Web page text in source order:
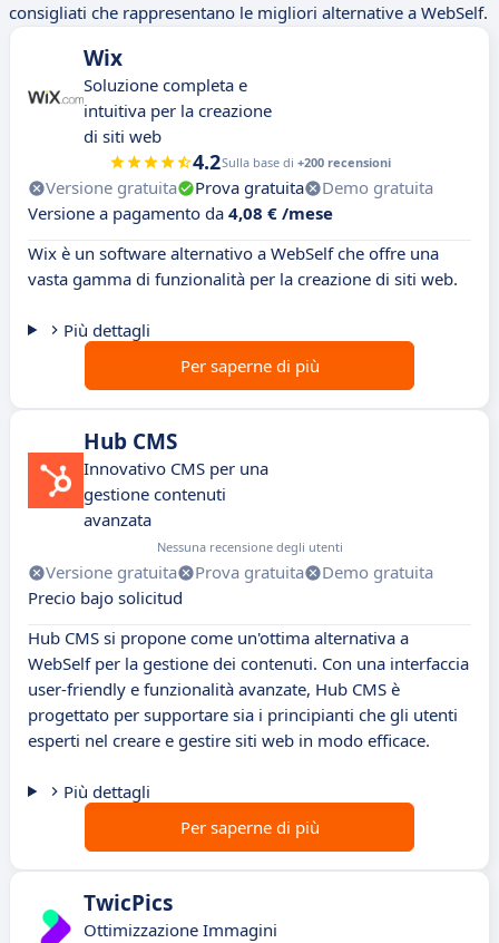
consigliati che rappresentano le migliori alternative a WebSelf.
Wix
Soluzione completa e
intuitiva per la creazione
di siti web
4.2Sulla base di +200 recensioni
Versione gratuita Prova gratuita
Demo gratuita
Versione a pagamento da 4,08 € /mese
Wix è un software alternativo a WebSelf che offre una
vasta gamma di funzionalità per la creazione di siti web.
Più dettagli
Per saperne di più
Hub CMS
Innovativo CMS per una
gestione contenuti
avanzata
Nessuna recensione degli utenti
Versione gratuita Prova gratuita
Demo gratuita
Precio bajo solicitud
Hub CMS si propone come un'ottima alternativa a
WebSelf per la gestione dei contenuti. Con una interfaccia
user-friendly e funzionalità avanzate, Hub CMS è
progettato per supportare sia i principianti che gli utenti
esperti nel creare e gestire siti web in modo efficace.
Più dettagli
Per saperne di più
TwicPics
Ottimizzazione Immagini